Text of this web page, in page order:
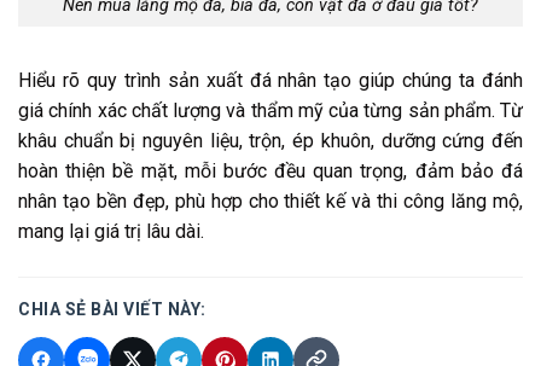
Nên mua lăng mộ đá, bia đá, con vật đá ở đâu giá tốt?
Hiểu rõ quy trình sản xuất đá nhân tạo giúp chúng ta đánh
giá chính xác chất lượng và thẩm mỹ của từng sản phẩm. Từ
khâu chuẩn bị nguyên liệu, trộn, ép khuôn, dưỡng cứng đến
hoàn thiện bề mặt, mỗi bước đều quan trọng, đảm bảo đá
nhân tạo bền đẹp, phù hợp cho thiết kế và thi công lăng mộ,
mang lại giá trị lâu dài.
CHIA SẺ BÀI VIẾT NÀY: